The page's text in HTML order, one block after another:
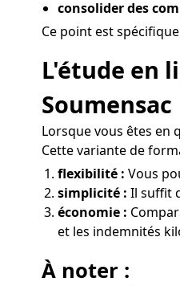
consolider des
Ce point est
L'étude en
Soumensac
Lorsque vous êtes
Cette variante de
flexibilité : Vous
simplicité : Il suffit
économie :
et les indemnités
À noter :